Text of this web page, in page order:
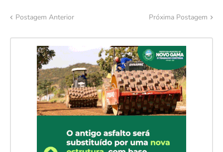
Postagem Anterior Próxima Postagem